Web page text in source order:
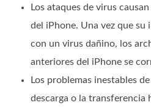
Los ataques de virus
del iPhone. Una vez que su
con un virus dañino, los
anteriores del iPhone se
Los problemas inestables
descarga o la transferencia